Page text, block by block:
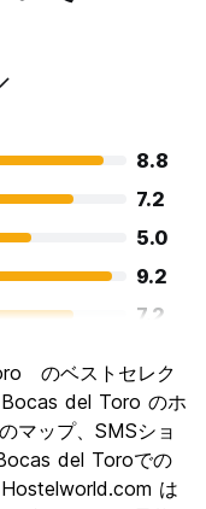
8.8
7.2
5.0
9.2
7.2
7.1
7.7
7.7
のベストセレク
Bocas del Toro のホ
マップ、SMSショ
del Toroでの
は